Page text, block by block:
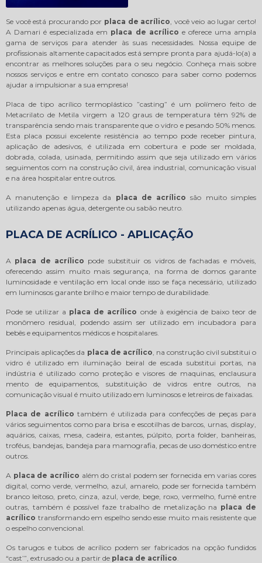
Se você está procurando por placa de acrílico , você veio ao lugar certo!
A Damari é especializada em placa de acrílico e oferece uma ampla
gama de serviços para atender às suas necessidades. Nossa equipe de
profissionais altamente capacitados está sempre pronta para ajudá-lo(a) a
encontrar as melhores soluções para o seu negócio. Conheça mais sobre
nossos serviços e entre em contato conosco para saber como podemos
ajudar a impulsionar a sua empresa!
Placa de tipo acrílico termoplástico ”casting” é um polímero feito de
Metacrilato de Metila virgem a 120 graus de temperatura têm 92% de
transparência sendo mais transparente que o vidro e pesando 50% menos.
Esta placa possui excelente resistência ao tempo pode receber pintura,
aplicação de adesivos, é utilizada em cobertura e pode ser moldada,
dobrada, colada, usinada, permitindo assim que seja utilizado em vários
seguimentos com na construção civil, área industrial, comunicação visual
e na área hospitalar entre outros.
A manutenção e limpeza da placa de acrílico são muito simples
utilizando apenas água, detergente ou sabão neutro.
PLACA DE ACRÍLICO - APLICAÇÃO
A placa de acrílico pode substituir os vidros de fachadas e móveis,
oferecendo assim muito mais segurança, na forma de domos garante
luminosidade e ventilação em local onde isso se faça necessário, utilizado
em luminosos garante brilho e maior tempo de durabilidade.
Pode se utilizar a placa de acrílico onde à exigência de baixo teor de
monômero residual, podendo assim ser utilizado em incubadora para
bebês e equipamentos médicos e hospitalares.
Principais aplicações da placa de acrílico , na construção civil substitui o
vidro é utilizado em iluminação beiral de escada substitui portas, na
indústria é utilizado como proteção e visores de maquinas, enclausura
mento de equipamentos, substituição de vidros entre outros, na
comunicação visual é muito utilizado em luminosos e letreiros de faixadas.
Placa de acrílico também é utilizada para confecções de peças para
vários seguimentos como para brisa e escotilhas de barcos, urnas, display,
aquários, caixas, mesa, cadeira, estantes, púlpito, porta folder, banheiras,
troféus, bandejas, bandeja para mamografia, pecas de uso doméstico entre
outros.
A placa de acrílico além do cristal podem ser fornecida em varias cores
digital, como verde, vermelho, azul, amarelo, pode ser fornecida também
branco leitoso, preto, cinza, azul, verde, bege, roxo, vermelho, fumê entre
outras, também é possível faze trabalho de metalização na placa de
acrílico transformando em espelho sendo esse muito mais resistente que
o espelho convencional.
Os tarugos e tubos de acrílico podem ser fabricados na opção fundidos
“cast’”, extrusado ou a partir de placa de acrílico